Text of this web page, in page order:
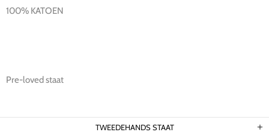
100% KATOEN
Pre-loved staat
TWEEDEHANDS STAAT